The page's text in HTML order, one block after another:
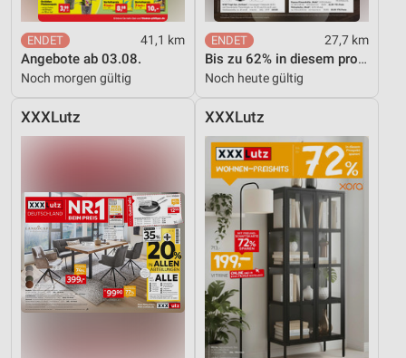
41,1 km
Angebote ab 03.08.
Noch morgen gültig
27,7 km
Bis zu 62% in diesem prospekt
Noch heute gültig
XXXLutz XXXLutz